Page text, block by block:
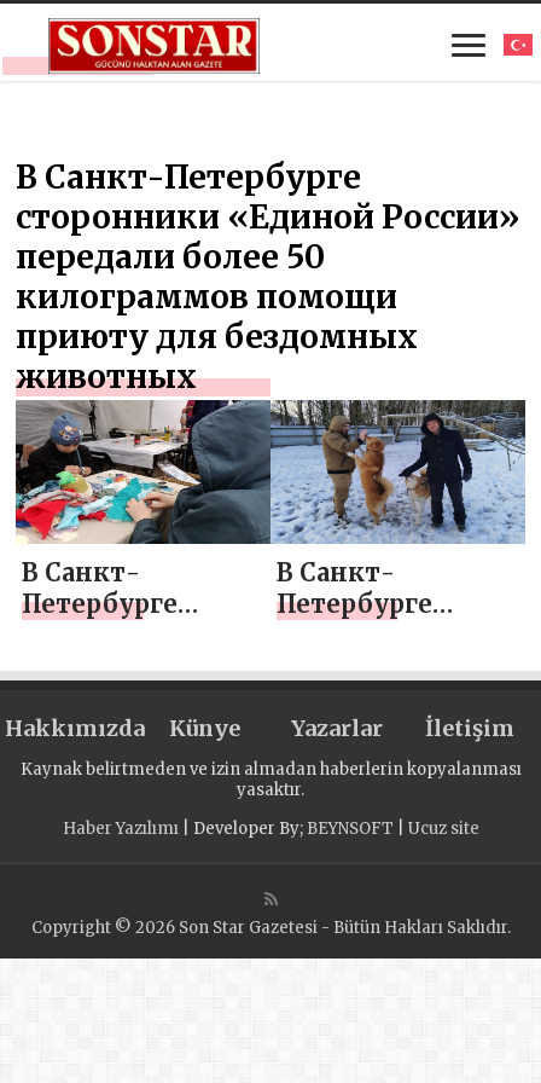
В Санкт-Петербурге
сторонники «Единой России»
передали более 50
килограммов помощи
приюту для бездомных
животных
В Санкт-
Петербурге
«Единой России»
семейный
фестиваль
В Санкт-
Петербурге
«Единой России»
килограммов
помощи приюту
для бездомных
животных
Hakkımızda Künye Yazarlar İletişim
Kaynak belirtmeden ve izin almadan haberlerin kopyalanması
yasaktır.
Haber Yazılımı| Developer By; BEYNSOFT Ucuz site
Copyright © 2026 Son Star Gazetesi - Bütün Hakları Saklıdır.